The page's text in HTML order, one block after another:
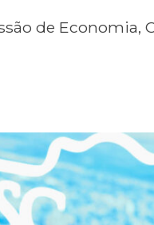
de Economia,